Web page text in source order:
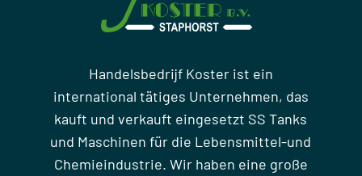
Handelsbedrijf Koster ist ein
international tätiges Unternehmen, das
kauft und verkauft eingesetzt SS Tanks
und Maschinen für die Lebensmittel-und
Chemieindustrie. Wir haben eine große